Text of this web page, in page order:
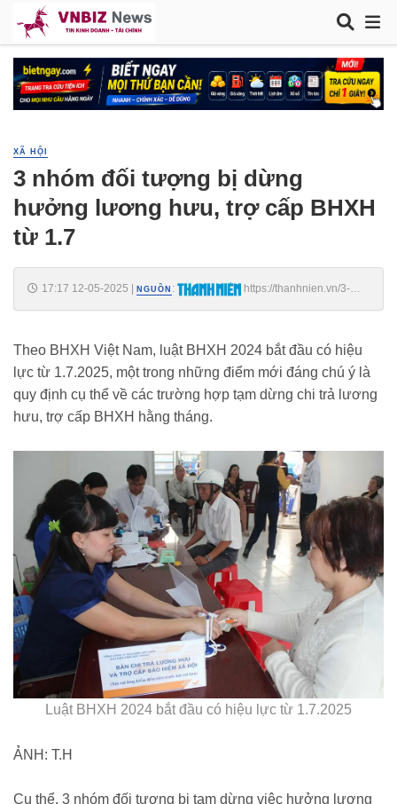
XÃ HỘI
3 nhóm đối tượng bị dừng
hưởng lương hưu, trợ cấp BHXH
từ 1.7
17:17 12-05-2025 NGUỒN :
https://thanhnien.vn/3-
Theo BHXH Việt Nam, luật BHXH 2024 bắt đầu có hiệu
lực từ 1.7.2025, một trong những điểm mới đáng chú ý là
quy định cụ thể về các trường hợp tạm dừng chi trả lương
hưu, trợ cấp BHXH hằng tháng.
Luật BHXH 2024 bắt đầu có hiệu lực từ 1.7.2025
ẢNH: T.H
Cụ thể, 3 nhóm đối tượng bị tạm dừng việc hưởng lương